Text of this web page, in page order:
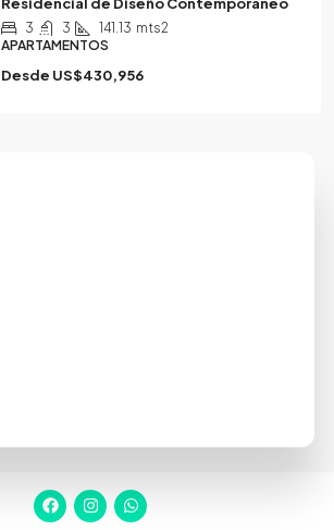
3 3 141.13 mts2
APARTAMENTOS
Desde US$430,956